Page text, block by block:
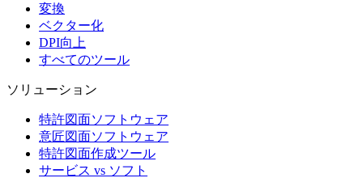
変換
ベクター化
DPI向上
すべてのツール
ソリューション
特許図面ソフトウェア
意匠図面ソフトウェア
特許図面作成ツール
サービス vs ソフト